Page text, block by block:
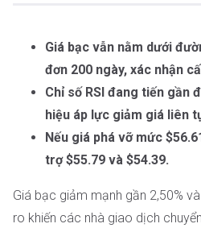
Giá bạc vẫn nằm dưới
đơn 200 ngày, xác nhận
Chỉ số RSI đang tiến gần
hiệu áp lực giảm giá liên
Nếu giá phá vỡ mức
trợ $55.79 và $54.39.
Giá bạc giảm mạnh gần 2,50%
ro khiến các nhà giao dịch